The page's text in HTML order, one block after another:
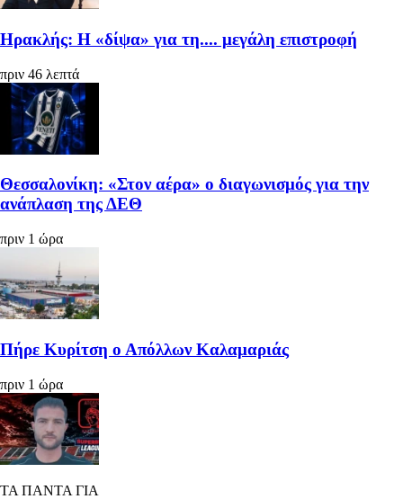
Ηρακλής: Η «δίψα» για τη.... μεγάλη επιστροφή
πριν 46 λεπτά
Θεσσαλονίκη: «Στον αέρα» ο διαγωνισμός για την
ανάπλαση της ΔΕΘ
πριν 1 ώρα
Πήρε Κυρίτση ο Απόλλων Καλαμαριάς
πριν 1 ώρα
ΤΑ ΠΑΝΤΑ ΓΙΑ